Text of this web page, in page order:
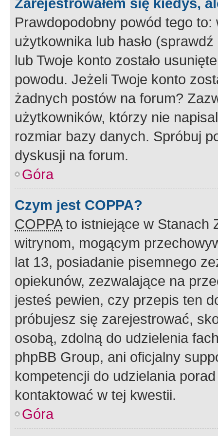
Prawdopodobny powód tego to:
użytkownika lub hasło
lub Twoje konto zostało
powodu. Jeżeli Twoje konto
żadnych postów na forum?
użytkowników, którzy nie
rozmiar bazy danych. Spróbuj
dyskusji na forum.
Góra
Czym jest COPPA?
COPPAto istniejące w Stanach
witrynom, mogącym
lat 13, posiadanie pisemnego
opiekunów, zezwalające na
jesteś pewien, czy przepis ten
próbujesz się zarejestrować,
osobą, zdolną do udzielenia
phpBB Group, ani oficjalny
kompetencji do udzielania
kontaktować w tej kwestii.
Góra